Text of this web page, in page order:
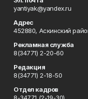
yantiyak@yandex.ru
Адрес
452880, Аскинский
Рекламная служба
8(34771) 2-20-60
Редакция
8(34771) 2-18-50
Отдел кадров